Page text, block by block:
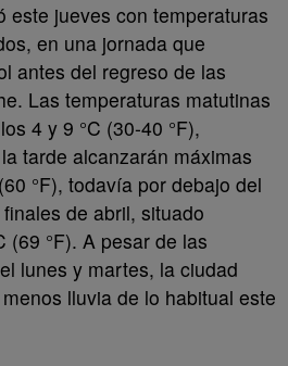
este jueves con temperaturas
en una jornada que
antes del regreso de las
Las temperaturas matutinas
4 y 9 °C (30-40 °F),
tarde alcanzarán máximas
°F), todavía por debajo del
de abril, situado
(69 °F). A pesar de las
lunes y martes, la ciudad
lluvia de lo habitual este